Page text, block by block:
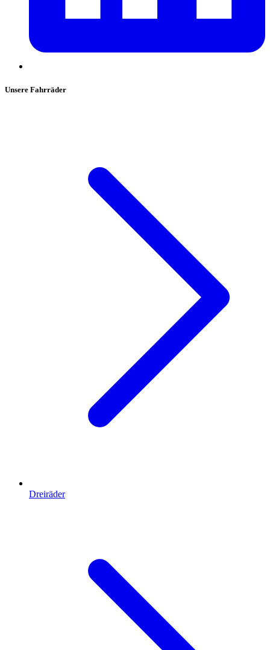
Unsere Fahrräder
Dreiräder